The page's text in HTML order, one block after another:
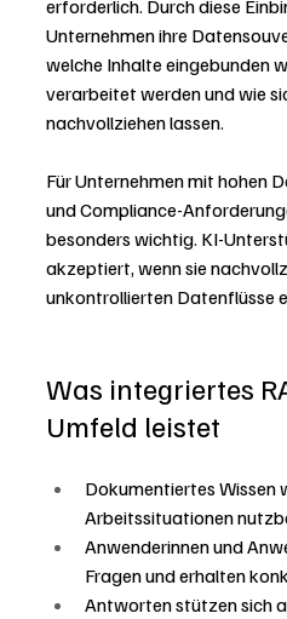
erforderlich. Durch diese
Unternehmen ihre
welche Inhalte eingebunden
verarbeitet werden und wie
nachvollziehen lassen.
Für Unternehmen mit hohen
und Compliance-
besonders wichtig. KI-
akzeptiert, wenn sie
unkontrollierten Datenflüsse
Was integriertes
Umfeld leistet
Dokumentiertes Wissen
Arbeitssituationen
Anwenderinnen und
Fragen und erhalten
Antworten stützen sich